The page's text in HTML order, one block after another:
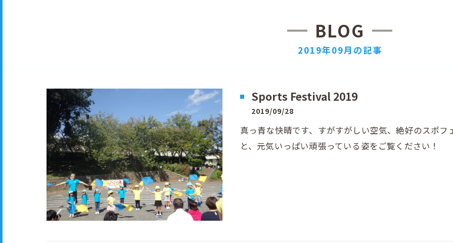
BLOG
2019年09月の記事
Sports Festival 2019
2019/09/28
真っ青な快晴です、すがすがしい空気、絶好のスポ
と、元気いっぱい頑張っている姿をご覧ください！